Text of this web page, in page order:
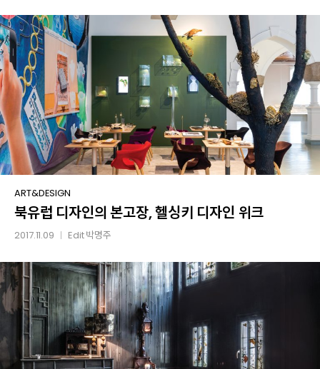
페어
북유럽
디자인의
본고장,
디자인
위크
ART&DESIGN
북유럽 디자인의 본고장, 헬싱키 디자인 위크
2017.11.09 Edit박명주